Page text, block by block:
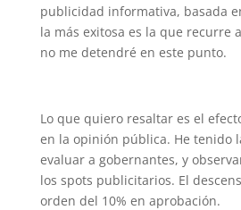
publicidad informativa, basada
la más exitosa es la que recurre
no me detendré en este punto.
Lo que quiero resaltar es el
en la opinión pública. He tenido
evaluar a gobernantes, y
los spots publicitarios. El
orden del 10% en aprobación.